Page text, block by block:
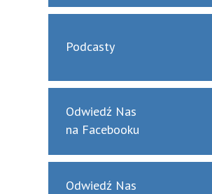
Podcasty
Odwiedź Nas
na Facebooku
Odwiedź Nas